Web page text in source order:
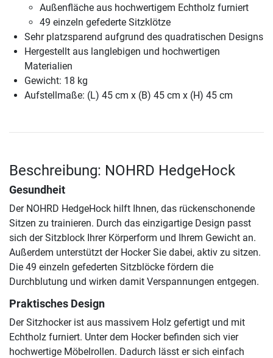
Außenfläche aus hochwertigem Echtholz furniert
49 einzeln gefederte Sitzklötze
Sehr platzsparend aufgrund des quadratischen Designs
Hergestellt aus langlebigen und hochwertigen
Materialien
Gewicht: 18 kg
Aufstellmaße: (L) 45 cm x (B) 45 cm x (H) 45 cm
Beschreibung: NOHRD HedgeHock
Gesundheit
Der NOHRD HedgeHock hilft Ihnen, das rückenschonende
Sitzen zu trainieren. Durch das einzigartige Design passt
sich der Sitzblock Ihrer Körperform und Ihrem Gewicht an.
Außerdem unterstützt der Hocker Sie dabei, aktiv zu sitzen.
Die 49 einzeln gefederten Sitzblöcke fördern die
Durchblutung und wirken damit Verspannungen entgegen.
Praktisches Design
Der Sitzhocker ist aus massivem Holz gefertigt und mit
Echtholz furniert. Unter dem Hocker befinden sich vier
hochwertige Möbelrollen. Dadurch lässt er sich einfach